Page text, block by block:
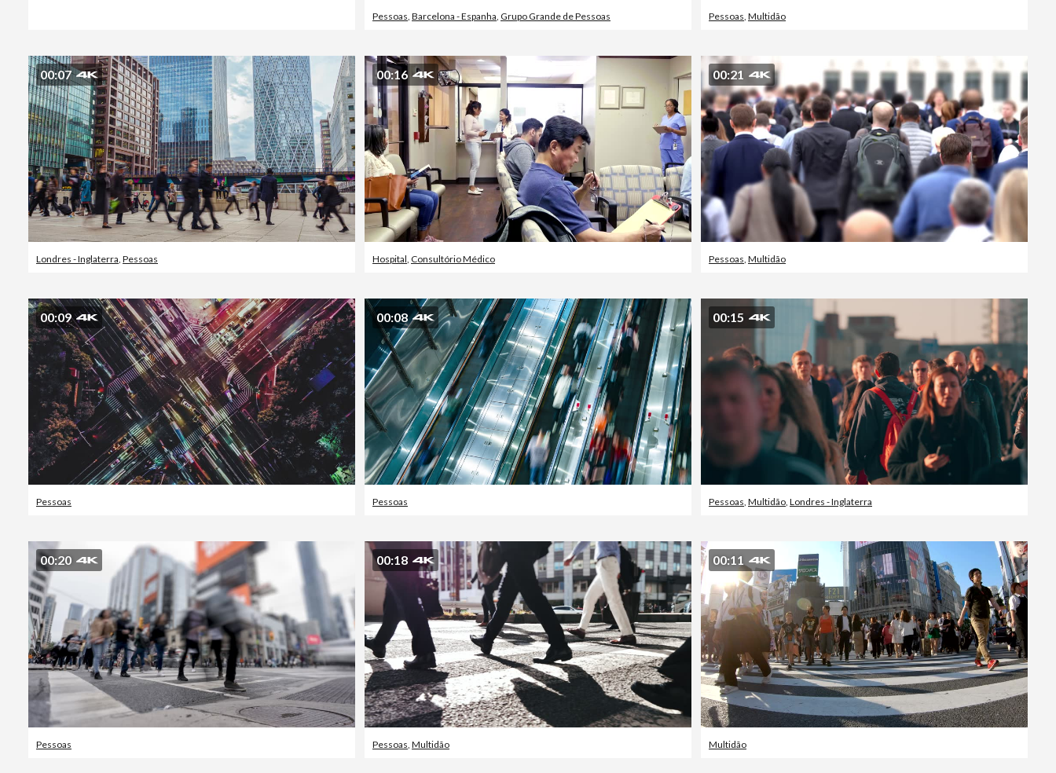
Pessoas, Barcelona - Espanha, Grupo Grande de Pessoas Pessoas, Multidão
00:07
Londres - Inglaterra, Pessoas
00:16
Hospital, Consultório Médico
00:21
Pessoas, Multidão
00:09
Pessoas
00:08
Pessoas
00:15
Pessoas, Multidão, Londres - Inglaterra
00:20
Pessoas
00:18
Pessoas, Multidão
00:11
Multidão